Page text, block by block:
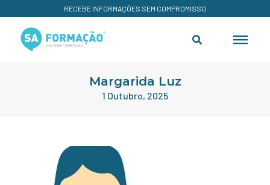
RECEBE INFORMAÇÕES SEM COMPROMISSO
Margarida Luz
1 Outubro, 2025